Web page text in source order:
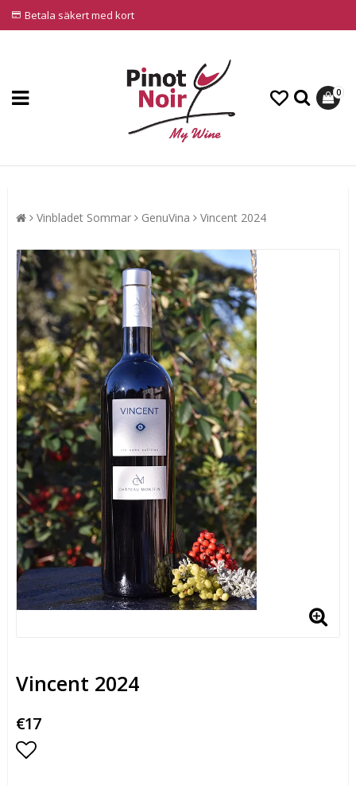
Betala säkert med kort
0
Vinbladet Sommar GenuVina Vincent 2024
Vincent 2024
€17